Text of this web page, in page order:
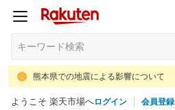
熊本県での地震による影響について
ようこそ 楽天市場へログイン 会員登録